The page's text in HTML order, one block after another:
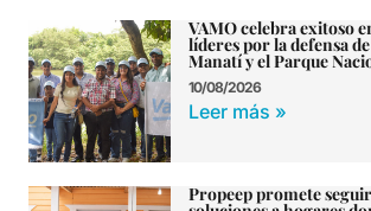
VAMO celebra exitoso
líderes por la defensa
Manatí y el Parque
10/08/2026
Leer más »
Propeep promete